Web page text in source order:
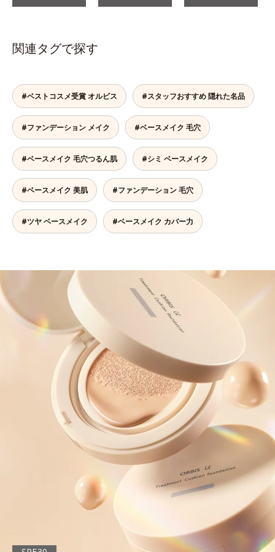
関連タグで探す
#ベストコスメ受賞 オルビス #スタッフおすすめ 隠れた名品
#ファンデーション メイク #ベースメイク 毛穴
#ベースメイク 毛穴つるん肌 #シミ ベースメイク
#ベースメイク 美肌 #ファンデーション 毛穴
#ツヤ ベースメイク #ベースメイク カバー力